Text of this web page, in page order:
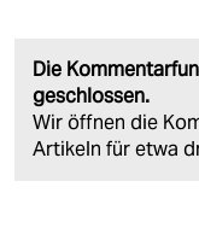
Die
geschlossen.
Wir öffnen die
Artikeln für etwa